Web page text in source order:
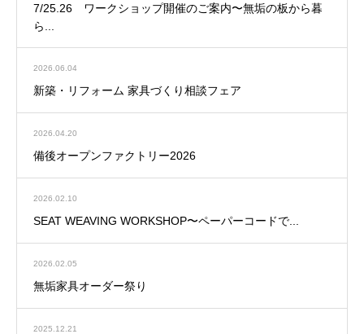
7/25.26 ワークショップ開催のご案内〜無垢の板から暮
ら...
2026.06.04
新築・リフォーム 家具づくり相談フェア
2026.04.20
備後オープンファクトリー2026
2026.02.10
SEAT WEAVING WORKSHOP〜ペーパーコードで...
2026.02.05
無垢家具オーダー祭り
2025.12.21